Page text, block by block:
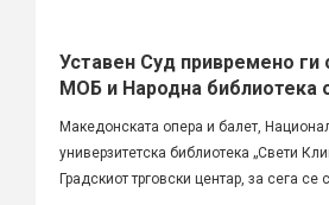
Уставен Суд привремено ги
МОБ и Народна библиотека
Македонската опера и балет,
универзитетска библиотека „Свети
Градскиот трговски центар, за сега се